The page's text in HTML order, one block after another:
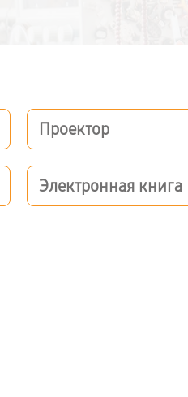
Проектор
Электронная книга